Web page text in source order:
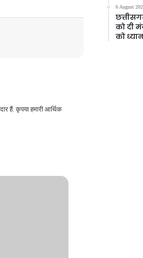
हैं. कृपया हमारी आर्थिक
6 August
को दी
को